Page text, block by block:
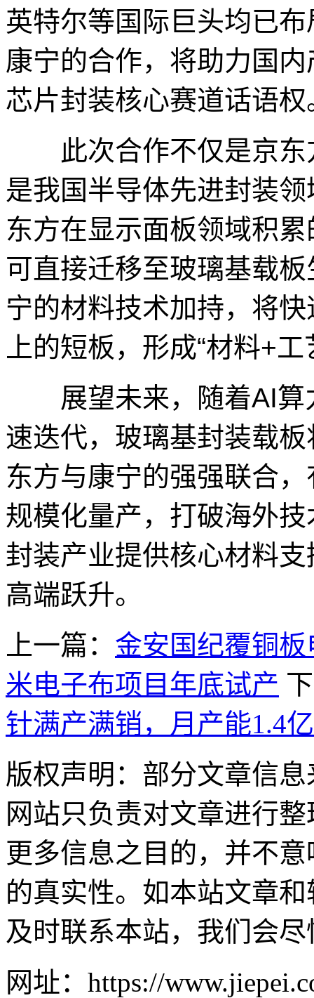
英特尔等国际巨头均已
康宁的合作，将助力国
芯片封装核心赛道话语权
此次合作不仅是京东
是我国半导体先进封装
东方在显示面板领域积
可直接迁移至玻璃基载
宁的材料技术加持，将
上的短板，形成“材料+
展望未来，随着AI算
速迭代，玻璃基封装载
东方与康宁的强强联合
规模化量产，打破海外
封装产业提供核心材料
高端跃升。
上一篇： 金安国纪覆铜
米电子布项目年底试产
针满产满销，月产能1.4
版权声明：部分文章信
网站只负责对文章进行
更多信息之目的，并不
的真实性。如本站文章
及时联系本站，我们会
网址：https://